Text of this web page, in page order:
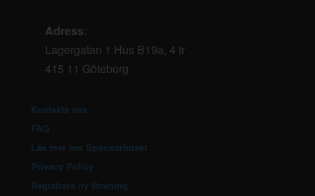
Adress:
Lagergatan 1 Hus B19a, 4 tr
415 11 Göteborg
Kontakta oss
FAQ
Läs mer om Sponsorhuset
Privacy Policy
Registrera ny förening